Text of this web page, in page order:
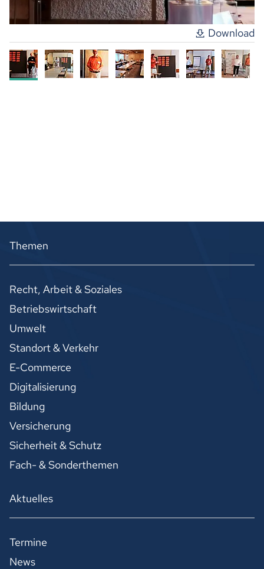
Download
Themen
Recht, Arbeit & Soziales
Betriebswirtschaft
Umwelt
Standort & Verkehr
E-Commerce
Digitalisierung
Bildung
Versicherung
Sicherheit & Schutz
Fach- & Sonderthemen
Aktuelles
Termine
News